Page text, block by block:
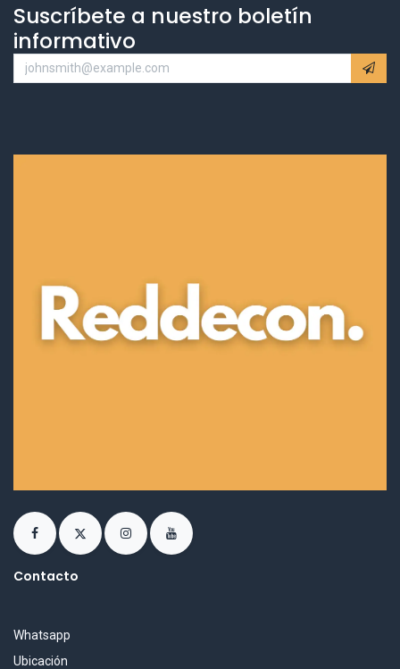
Suscríbete a nuestro boletín
informativo
Contacto
Whatsapp
Ubicación